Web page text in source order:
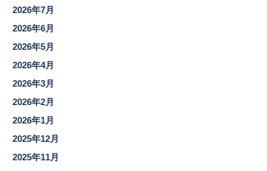
2026年7月
2026年6月
2026年5月
2026年4月
2026年3月
2026年2月
2026年1月
2025年12月
2025年11月